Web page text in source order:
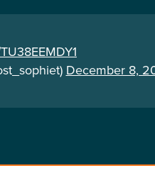
December 8,